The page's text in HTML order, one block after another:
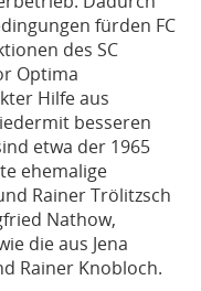
fürden FC
des SC
Optima
Hilfe aus
besseren
etwa der 1965
ehemalige
Rainer Trölitzsch
Nathow,
die aus Jena
Rainer Knobloch.